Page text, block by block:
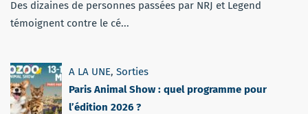
Des dizaines de personnes passées par NRJ et Legend
témoignent contre le cé...
A LA UNE, Sorties
Paris Animal Show : quel programme pour
l’édition 2026 ?